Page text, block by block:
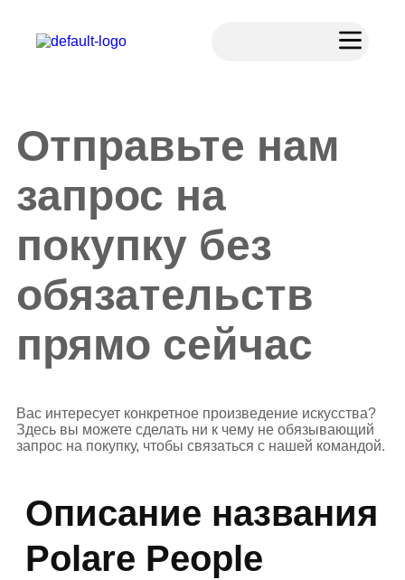
Отправьте нам
запрос на
покупку без
обязательств
прямо сейчас
Вас интересует конкретное произведение искусства?
Здесь вы можете сделать ни к чему не обязывающий
запрос на покупку, чтобы связаться с нашей командой.
Описание названия
Polare People